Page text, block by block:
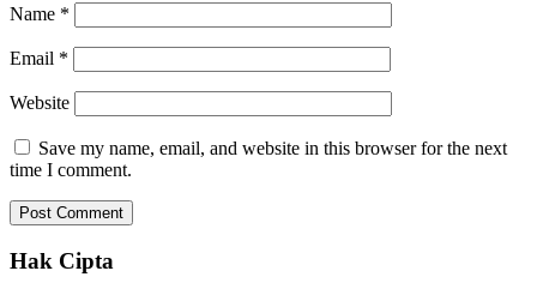
Name *
Email *
Website
Save my name, email, and website in this browser for the next
time I comment.
Hak Cipta